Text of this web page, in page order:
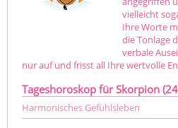
vielleicht
Ihre Worte
die Tonlage
verbale
nur auf und frisst all Ihre wertvolle
Tageshoroskop für Skorpion
Harmonisches Gefühlsleben